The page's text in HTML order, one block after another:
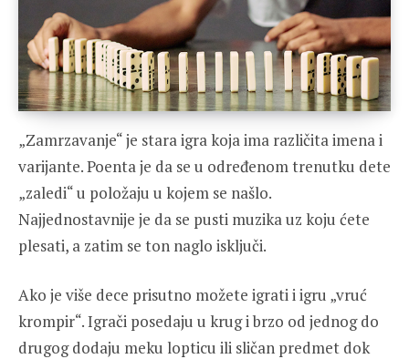
„Zamrzavanje“ je stara igra koja ima različita imena i
varijante. Poenta je da se u određenom trenutku dete
„zaledi“ u položaju u kojem se našlo.
Najjednostavnije je da se pusti muzika uz koju ćete
plesati, a zatim se ton naglo isključi.
Ako je više dece prisutno možete igrati i igru „vruć
krompir“. Igrači posedaju u krug i brzo od jednog do
drugog dodaju meku lopticu ili sličan predmet dok